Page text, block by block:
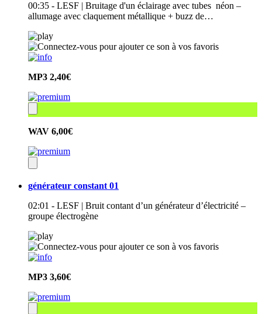
00:35 - LESF | Bruitage d'un éclairage avec tubes néon –
allumage avec claquement métallique + buzz de…
MP3 2,40€
WAV 6,00€
générateur constant 01
02:01 - LESF | Bruit contant d’un générateur d’électricité –
groupe électrogène
MP3 3,60€